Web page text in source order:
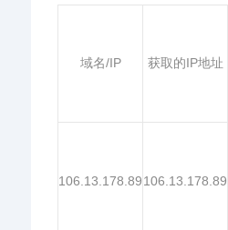
域名/IP 获取的IP地址
106.13.178.89106.13.178.89